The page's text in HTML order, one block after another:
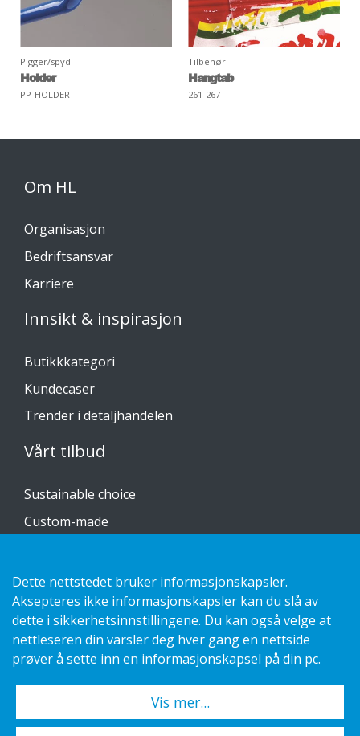
Pigger/spyd
Holder
PP-HOLDER
Tilbehør
Hangtab
261-267
Om HL
Organisasjon
Bedriftsansvar
Karriere
Innsikt & inspirasjon
Butikkkategori
Kundecaser
Trender i detaljhandelen
Vårt tilbud
Sustainable choice
Custom-made
Katalog
Kontakt oss
Personvernerklæring
Dette nettstedet bruker informasjonskapsler.
Aksepteres ikke informasjonskapsler kan du slå av
dette i sikkerhetsinnstillingene. Du kan også velge at
nettleseren din varsler deg hver gang en nettside
prøver å sette inn en informasjonskapsel på din pc.
Vis mer...